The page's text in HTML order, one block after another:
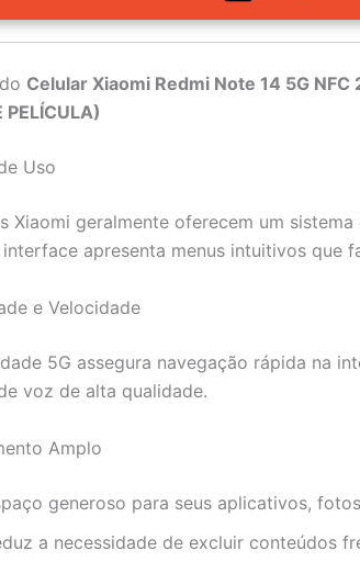
Celular Xiaomi Redmi Note 14 5G
PELÍCULA)
Uso
Xiaomi geralmente oferecem um
interface apresenta menus intuitivos que
e Velocidade
5G assegura navegação rápida na
voz de alta qualidade.
Amplo
generoso para seus aplicativos,
a necessidade de excluir conteúdos